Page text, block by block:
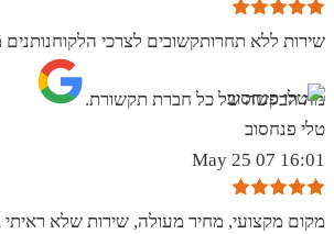
שירות ללא תחרותקשובים לצרכי
מה הבקשה של כל חברת תקשורת.
טלי פנחסוב
16:01 07 May 25
מקום מקצועי, מחיר מעולה, שירות שלא